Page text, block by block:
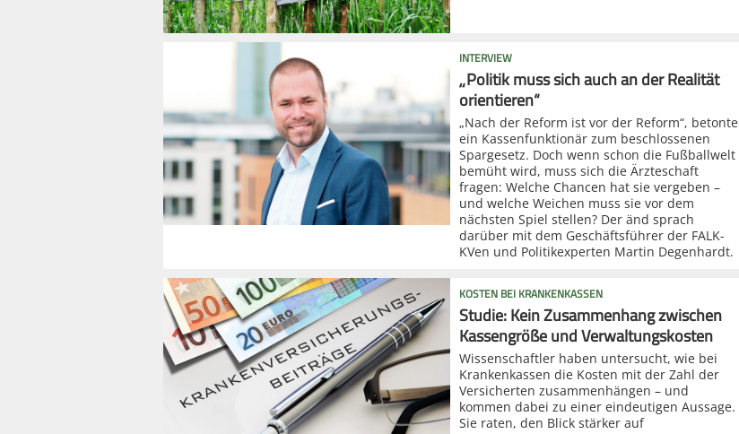
INTERVIEW
„Politik muss sich auch an der Realität
orientieren“
„Nach der Reform ist vor der Reform“, betonte
ein Kassenfunktionär zum beschlossenen
Spargesetz. Doch wenn schon die Fußballwelt
bemüht wird, muss sich die Ärzteschaft
fragen: Welche Chancen hat sie vergeben –
und welche Weichen muss sie vor dem
nächsten Spiel stellen? Der änd sprach
darüber mit dem Geschäftsführer der FALK-
KVen und Politikexperten Martin Degenhardt.
KOSTEN BEI KRANKENKASSEN
Studie: Kein Zusammenhang zwischen
Kassengröße und Verwaltungskosten
Wissenschaftler haben untersucht, wie bei
Krankenkassen die Kosten mit der Zahl der
Versicherten zusammenhängen – und
kommen dabei zu einer eindeutigen Aussage.
Sie raten, den Blick stärker auf